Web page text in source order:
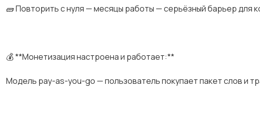
🧱 Повторить с нуля — месяцы работы — серьёзный барьер для
💰 **Монетизация настроена и работает:**
Модель раy-аs-yоu-gо — пользователь покупает пакет слов и